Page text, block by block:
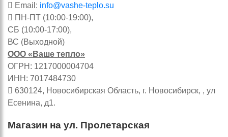
Email: info@vashe-teplo.su
ПН-ПТ (10:00-19:00),
СБ (10:00-17:00),
ВС (Выходной)
ООО «Ваше тепло»
ОГРН: 1217000004704
ИНН: 7017484730
630124, Новосибирская Область, г. Новосибирск, , ул
Есенина, д1.
Магазин на ул. Пролетарская